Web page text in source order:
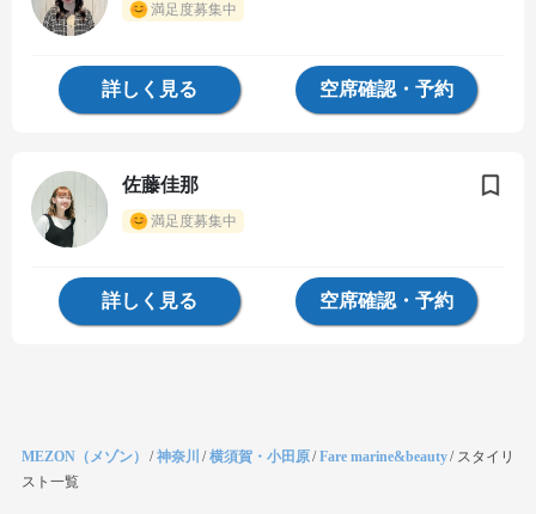
満足度募集中
詳しく見る 空席確認・予約
佐藤佳那
満足度募集中
詳しく見る 空席確認・予約
MEZON（メゾン） /神奈川 /横須賀・小田原/Fare marine&beauty/ スタイリ
スト一覧